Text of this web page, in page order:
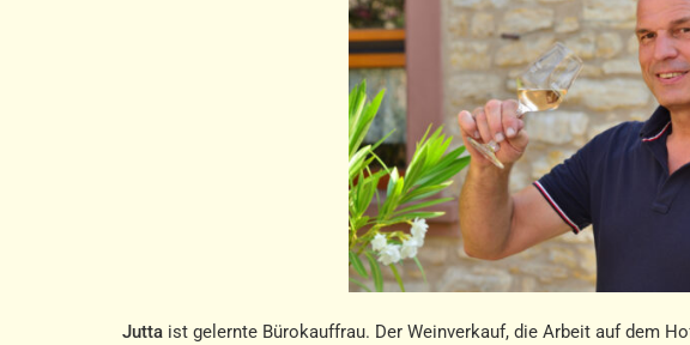
Jutta ist gelernte Bürokauffrau. Der Weinverkauf, die Arbeit auf dem